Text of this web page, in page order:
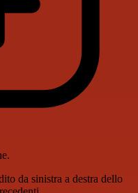
da sinistra a destra dello